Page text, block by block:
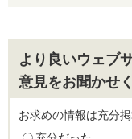
より良いウェブ
意見をお聞かせ
お求めの情報は充分